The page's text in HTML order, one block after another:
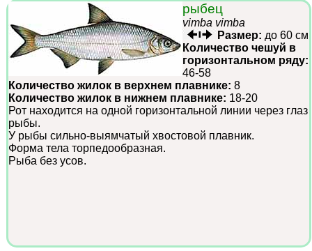
рыбец
vimba vimba
Размер: до 60 см
Количество чешуй в
горизонтальном ряду:
46-58
Количество жилок в верхнем плавнике: 8
Количество жилок в нижнем плавнике: 18-20
Рот находится на одной горизонтальной линии через глаз
рыбы.
У рыбы сильно-выямчатый хвостовой плавник.
Форма тела торпедообразная.
Рыба без усов.